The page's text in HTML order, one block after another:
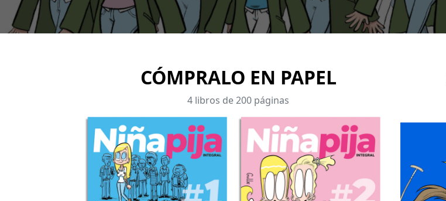
CÓMPRALO EN PAPEL
4 libros de 200 páginas
Imagen